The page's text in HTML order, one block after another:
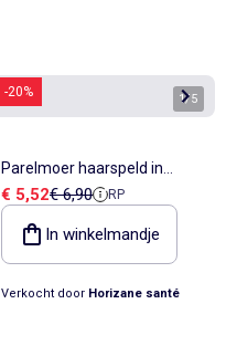
-20% 1/5
Parelmoer haarspeld in
acetaat
Verkoopprijs
€ 5,52Referentieprijs
€ 6,90 RP
In winkelmandje
Verkocht door Horizane santé